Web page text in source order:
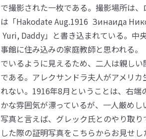
で撮影された一枚である。撮影場所は
は「Hakodate Aug.1916 Зинаида
Yuri, Daddy」と書き込まれている。中
事館に住み込みの家庭教師と思われる
でいるように見えるため、二人は親し
である。アレクサンドラ夫人がアメリ
れない。1916年8月ということは、右
かな雰囲気が漂っているが、一人厳め
写真と言えば、グレック氏とのやり取
した際の証明写真をこちらからお見せ